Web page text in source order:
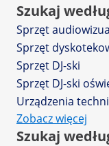
Szukaj
Sprzęt
Sprzęt
Sprzęt DJ-ski
Sprzęt DJ-ski
Urządzenia
Zobacz więcej
Szukaj